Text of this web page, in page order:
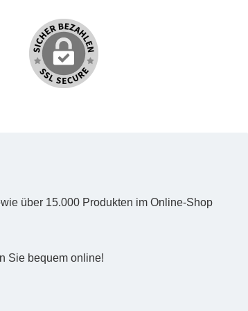
über 15.000 Produkten im Online-Shop
Sie bequem online!